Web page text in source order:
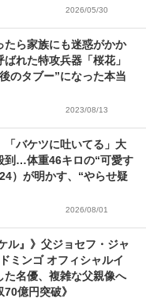
2026/05/30
たら家族にも迷惑がかか
れた特攻兵器「桜花」
のタブー”になった本当
2023/08/13
「バケツに吐いてる」大
到…体重46キロの“可愛す
）が明かす、“やらせ疑
2026/08/01
ル』》父ジョセフ・ジャ
ミンゴ オフィシャルイ
た名優、複雑な父親像へ
億円突破》